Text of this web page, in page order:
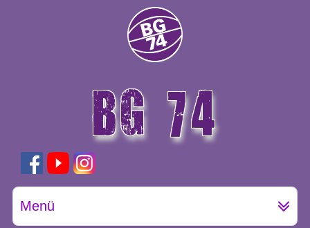
BG 74
GÖTTINGEN
Menü